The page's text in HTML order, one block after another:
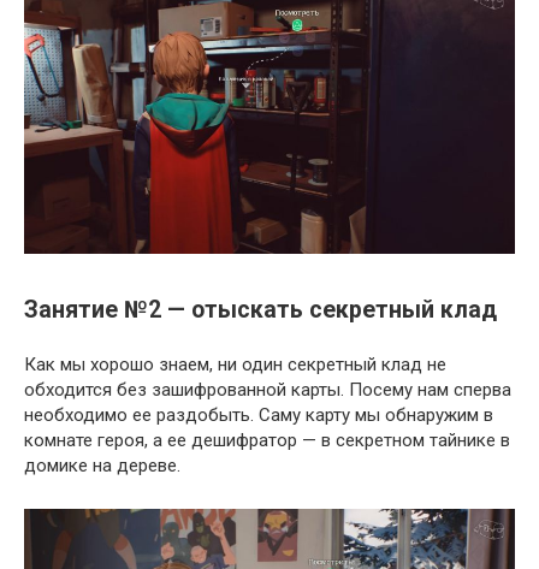
Занятие №2 — отыскать секретный клад
Как мы хорошо знаем, ни один секретный клад не
обходится без зашифрованной карты. Посему нам сперва
необходимо ее раздобыть. Саму карту мы обнаружим в
комнате героя, а ее дешифратор — в секретном тайнике в
домике на дереве.